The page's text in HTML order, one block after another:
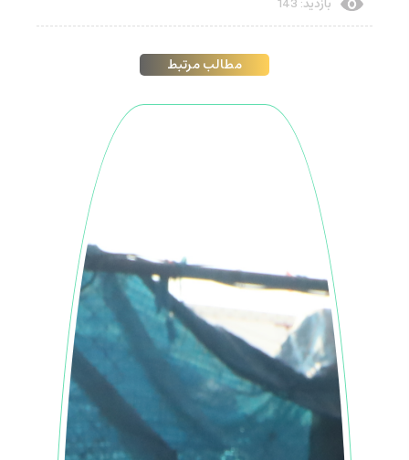
بازدید: 143
مطالب مرتبط